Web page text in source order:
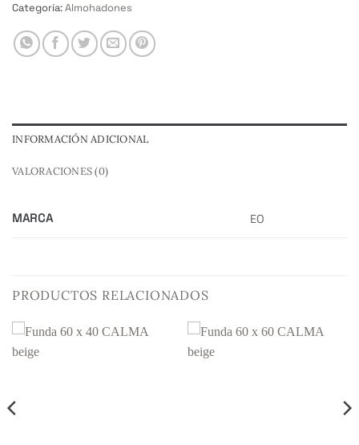
Categoría:Almohadones
INFORMACIÓN ADICIONAL
VALORACIONES (0)
MARCA EO
PRODUCTOS RELACIONADOS